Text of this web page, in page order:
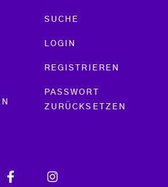
SUCHE
LOGIN
REGISTRIEREN
PASSWORT
ZURÜCKSETZEN